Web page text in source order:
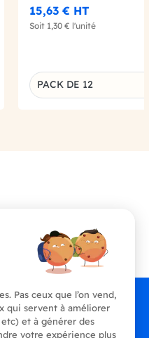
au panier
15,63 € HT
Soit 1,30 € l'unité
Déclinaison du produit
PACK DE 12
80